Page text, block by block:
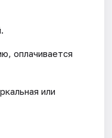
оплачивается
или